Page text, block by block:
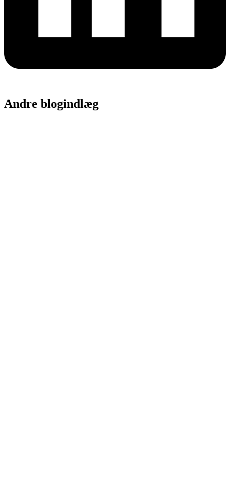
Andre blogindlæg